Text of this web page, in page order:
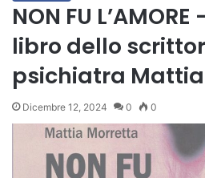
NON FU
libro dello
psichiatra
Dicembre 12, 2024 0 0